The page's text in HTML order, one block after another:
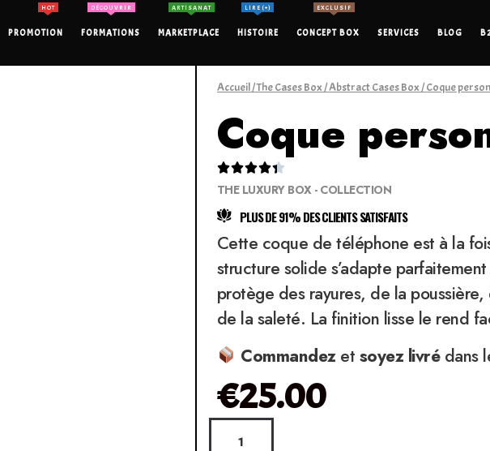
PROMOTION
HOT
FORMATIONS
DÉCOUVRIR
MARKETPLACE
ARTISANAT
HISTOIRE
LIRE (+)
CONCEPT BOX
EXCLUSIF
SERVICES BLOG
Accueil/The Cases Box/Abstract Cases Box/ Coque
Coque

THE LUXURY BOX - COLLECTION
PLUS DE 91% DES CLIENTS SATISFAITS
Cette coque de téléphone est à la
structure solide s’adapte
protège des rayures, de la
de la saleté. La finition lisse le rend
Commandez et soyez livré dans
€25.00